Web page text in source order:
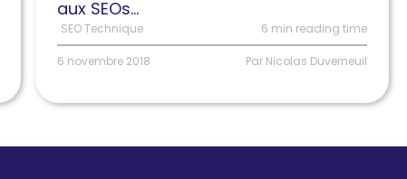
pour
améliorer
son
SEO
aux SEOs...
SEO Technique 6 min reading time
6 novembre 2018 Par Nicolas Duverneuil